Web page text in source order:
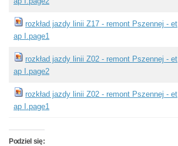
rozkład jazdy linii Z17 - remont Pszennej - et
ap I.page1
rozkład jazdy linii Z02 - remont Pszennej - et
ap I.page2
rozkład jazdy linii Z02 - remont Pszennej - et
ap I.page1
Podziel się: